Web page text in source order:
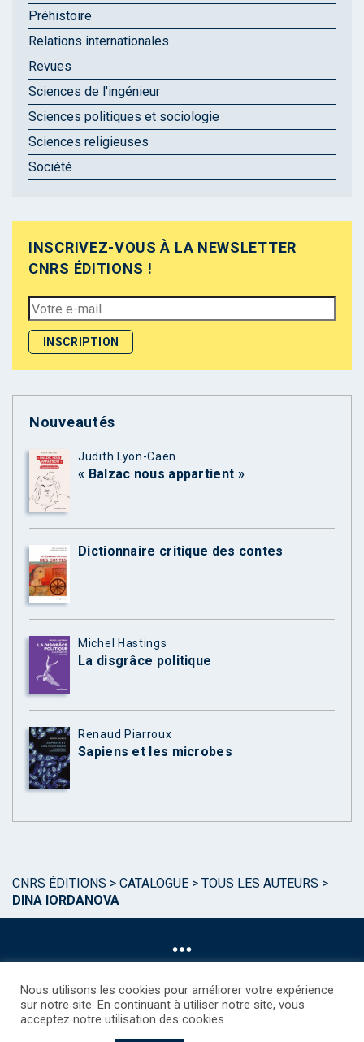
Préhistoire
Relations internationales
Revues
Sciences de l'ingénieur
Sciences politiques et sociologie
Sciences religieuses
Société
INSCRIVEZ-VOUS À LA NEWSLETTER
CNRS ÉDITIONS !
Nouveautés
Judith Lyon-Caen
« Balzac nous appartient »
Dictionnaire critique des contes
Michel Hastings
La disgrâce politique
Renaud Piarroux
Sapiens et les microbes
CNRS ÉDITIONS > CATALOGUE > TOUS LES AUTEURS >
DINA IORDANOVA
©CNRS EDITIONS 2025
Nous utilisons les cookies pour améliorer votre expérience
sur notre site. En continuant à utiliser notre site, vous
acceptez notre utilisation des cookies.